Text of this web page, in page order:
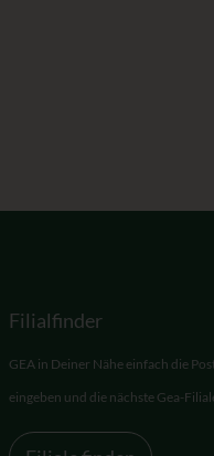
Filialfinder
GEA in Deiner Nähe einfach die
eingeben und die nächste Gea-